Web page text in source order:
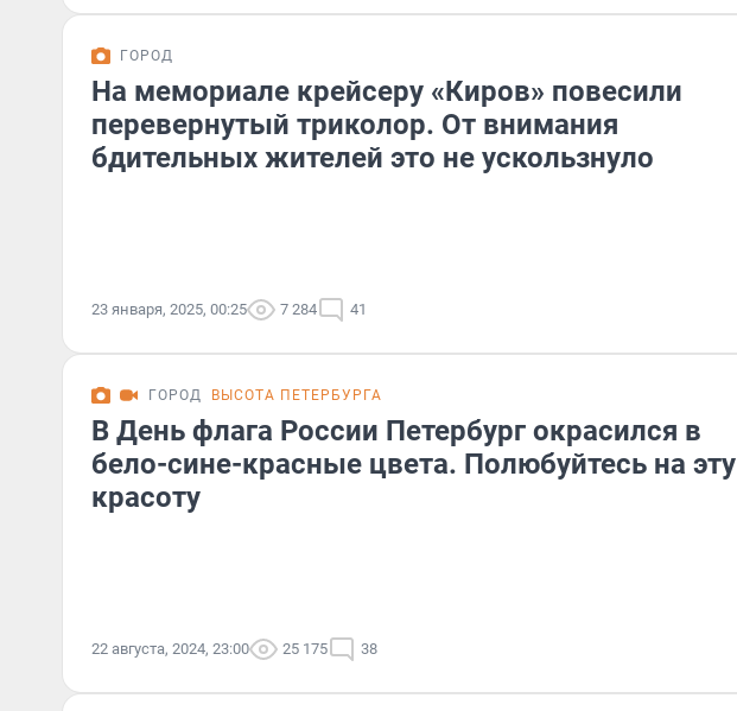
ГОРОД
На мемориале крейсеру «Киров» повесили
перевернутый триколор. От внимания
бдительных жителей это не ускользнуло
23 января, 2025, 00:25 7 284 41
ГОРОД ВЫСОТА ПЕТЕРБУРГА
В День флага России Петербург окрасился в
бело-сине-красные цвета. Полюбуйтесь на эту
красоту
22 августа, 2024, 23:00 25 175 38